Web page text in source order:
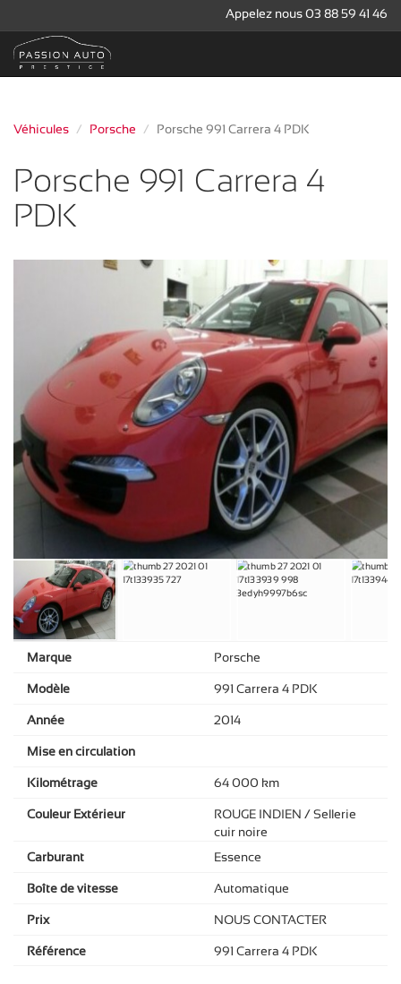
Appelez nous 03 88 59 41 46
Véhicules Porsche Porsche 991 Carrera 4 PDK
Porsche 991 Carrera 4
PDK
Marque Porsche
Modèle 991 Carrera 4 PDK
Année 2014
Mise en circulation
Kilométrage 64 000 km
Couleur Extérieur
ROUGE INDIEN / Sellerie
cuir noire
Carburant
Essence
Boîte de vitesse Automatique
Prix NOUS CONTACTER
Référence 991 Carrera 4 PDK